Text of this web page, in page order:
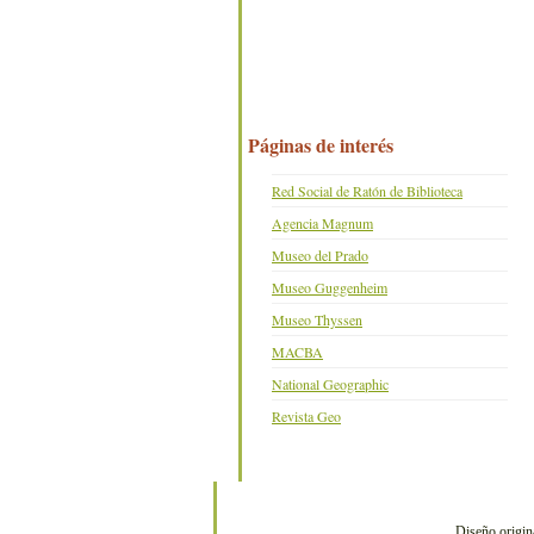
Páginas de interés
Red Social de Ratón de Biblioteca
Agencia Magnum
Museo del Prado
Museo Guggenheim
Museo Thyssen
MACBA
National Geographic
Revista Geo